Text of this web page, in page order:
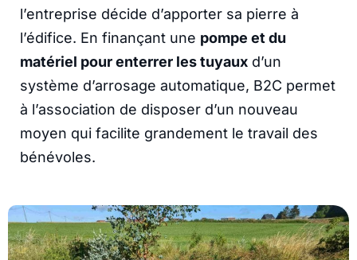
l’entreprise décide d’apporter sa pierre à
l’édifice. En finançant une pompe et du
matériel pour enterrer les tuyaux d’un
système d’arrosage automatique, B2C permet
à l’association de disposer d’un nouveau
moyen qui facilite grandement le travail des
bénévoles.